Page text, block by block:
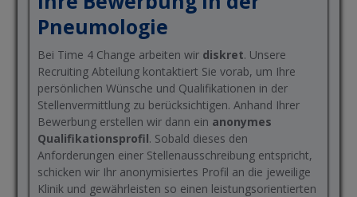
Pneumologie
Bei Time 4 Change arbeiten wir diskret. Unsere
Recruiting Abteilung kontaktiert Sie vorab, um Ihre
persönlichen Wünsche und Qualifikationen in der
Stellenvermittlung zu berücksichtigen. Anhand Ihrer
Bewerbung erstellen wir dann ein anonymes
Qualifikationsprofil. Sobald dieses den
Anforderungen einer Stellenausschreibung entspricht,
schicken wir Ihr anonymisiertes Profil an die jeweilige
Klinik und gewährleisten so einen leistungsorientierten